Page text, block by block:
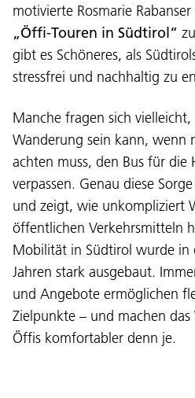
motivierte Rosmarie
„Öffi-Touren in Südtirol“
gibt es Schöneres, als
stressfrei und nachhaltig zu
Manche fragen sich
Wanderung sein kann, wenn
achten muss, den Bus für die
verpassen. Genau diese
und zeigt, wie unkompliziert
öffentlichen Verkehrsmitteln
Mobilität in Südtirol wurde in
Jahren stark ausgebaut.
und Angebote ermöglichen
Zielpunkte – und machen
Öffis komfortabler denn je.